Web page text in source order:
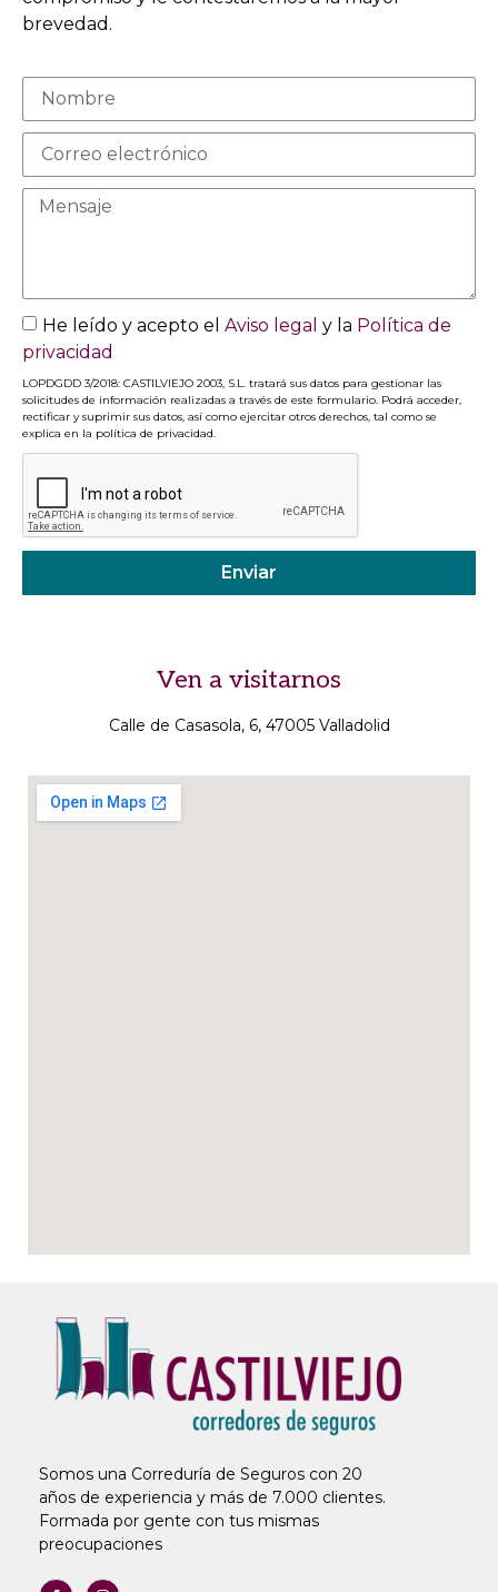
brevedad.
He leído y acepto el Aviso legal y la Política de
privacidad
LOPDGDD 3/2018: CASTILVIEJO 2003, S.L. tratará sus datos para gestionar las
solicitudes de información realizadas a través de este formulario. Podrá acceder,
rectificar y suprimir sus datos, así como ejercitar otros derechos, tal como se
explica en la política de privacidad.
Enviar
Ven a visitarnos
Calle de Casasola, 6, 47005 Valladolid
Somos una Correduría de Seguros con 20
años de experiencia y más de 7.000 clientes.
Formada por gente con tus mismas
preocupaciones